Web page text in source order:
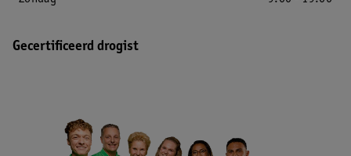
Gecertificeerd drogist